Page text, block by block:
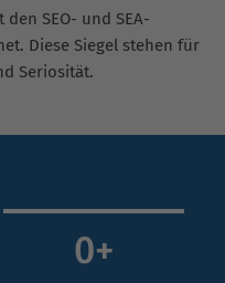
SEO- und SEA-
Diese Siegel stehen für
Seriosität.
0+